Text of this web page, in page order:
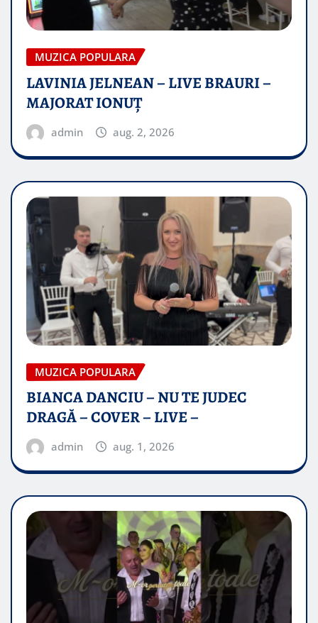
MUZICA POPULARA
LAVINIA JELNEAN – LIVE BRAURI –
MAJORAT IONUŢ
admin aug. 2, 2026
MUZICA POPULARA
BIANCA DANCIU – NU TE JUDEC
DRAGĂ – COVER – LIVE –
admin aug. 1, 2026